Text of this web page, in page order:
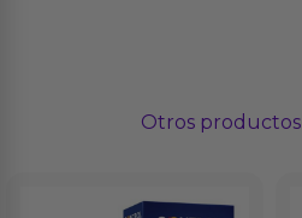
Otros productos